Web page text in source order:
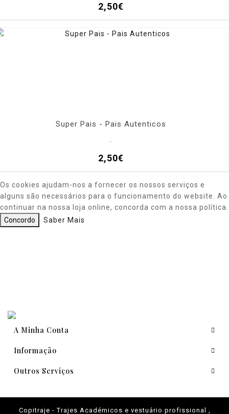
2,50€
Super Pais - Pais Autenticos
2,50€
Os cookies ajudam-nos a fornecer os nossos serviços e
alguns são necessários para o funcionamento do website. Ao
continuar na nossa loja online, concorda com a nossa política.
Concordo
Saber Mais
A Minha Conta
Informação
Outros Serviços
Copitraje - Trajes Académicos e vestuário profissional ,